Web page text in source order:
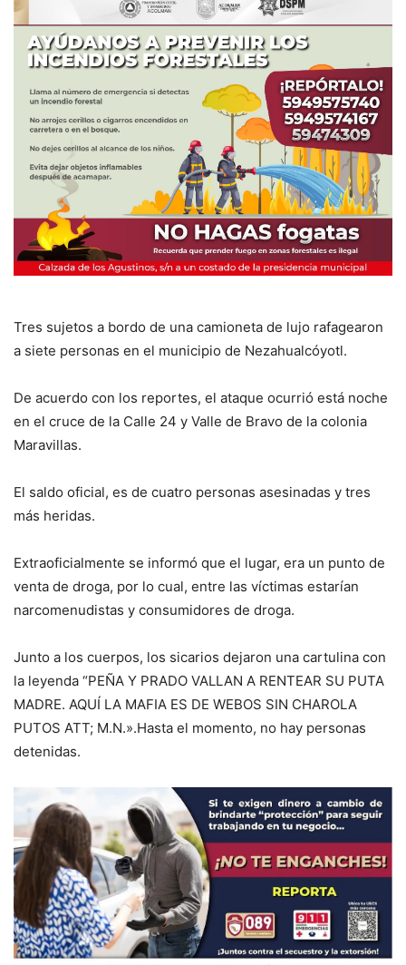
Tres sujetos a bordo de una camioneta de lujo rafagearon
a siete personas en el municipio de Nezahualcóyotl.
De acuerdo con los reportes, el ataque ocurrió está noche
en el cruce de la Calle 24 y Valle de Bravo de la colonia
Maravillas.
El saldo oficial, es de cuatro personas asesinadas y tres
más heridas.
Extraoficialmente se informó que el lugar, era un punto de
venta de droga, por lo cual, entre las víctimas estarían
narcomenudistas y consumidores de droga.
Junto a los cuerpos, los sicarios dejaron una cartulina con
la leyenda “PEÑA Y PRADO VALLAN A RENTEAR SU PUTA
MADRE. AQUÍ LA MAFIA ES DE WEBOS SIN CHAROLA
PUTOS ATT; M.N.».Hasta el momento, no hay personas
detenidas.